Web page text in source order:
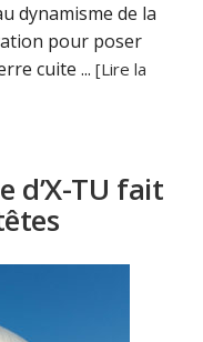
dynamisme de la
pour poser
cuite ...[Lire la
d’X-TU fait